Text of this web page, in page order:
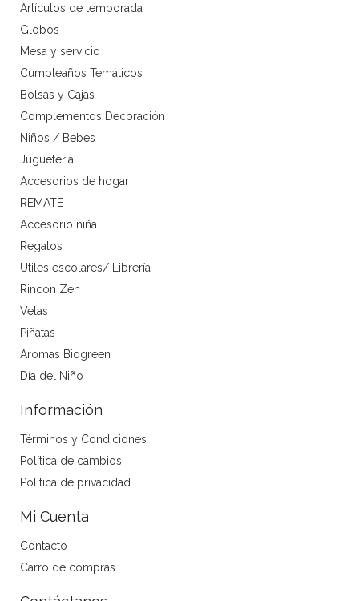
Artículos de temporada
Globos
Mesa y servicio
Cumpleaños Temáticos
Bolsas y Cajas
Complementos Decoración
Niños / Bebes
Jugueteria
Accesorios de hogar
REMATE
Accesorio niña
Regalos
Utiles escolares/ Librería
Rincon Zen
Velas
Piñatas
Aromas Biogreen
Día del Niño
Información
Términos y Condiciones
Política de cambios
Política de privacidad
Mi Cuenta
Contacto
Carro de compras